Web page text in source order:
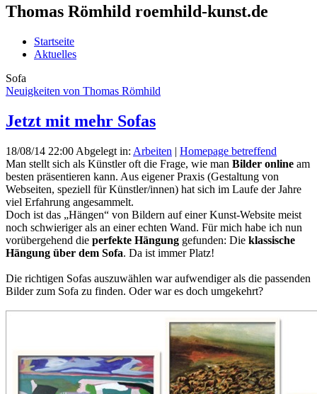
Thomas Römhild roemhild-kunst.de
Startseite
Aktuelles
Sofa
Neuigkeiten von Thomas Römhild
Jetzt mit mehr Sofas
18/08/14 22:00 Abgelegt in: Arbeiten | Homepage betreffend
Man stellt sich als Künstler oft die Frage, wie man Bilder online am
besten präsentieren kann. Aus eigener Praxis (Gestaltung von
Webseiten, speziell für Künstler/innen) hat sich im Laufe der Jahre
viel Erfahrung angesammelt.
Doch ist das „Hängen“ von Bildern auf einer Kunst-Website meist
noch schwieriger als an einer echten Wand. Für mich habe ich nun
vorübergehend die perfekte Hängung gefunden: Die klassische
Hängung über dem Sofa. Da ist immer Platz!
Die richtigen Sofas auszuwählen war aufwendiger als die passenden
Bilder zum Sofa zu finden. Oder war es doch umgekehrt?